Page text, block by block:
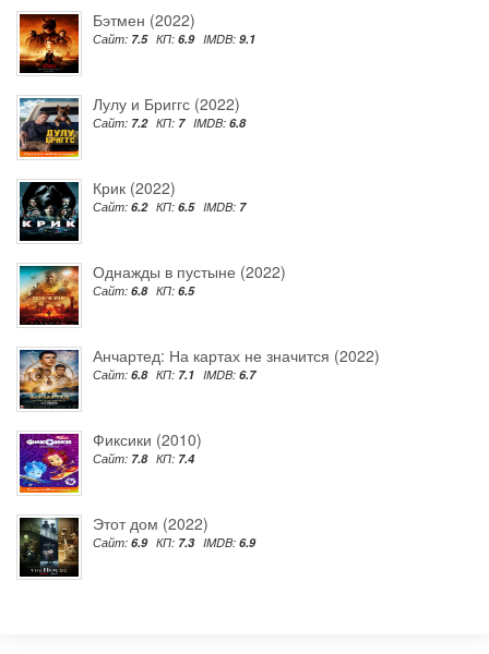
Бэтмен (2022)
Сайт: 7.5 КП: 6.9 IMDB: 9.1
Лулу и Бриггс (2022)
Сайт: 7.2 КП: 7 IMDB: 6.8
Крик (2022)
Сайт: 6.2 КП: 6.5 IMDB: 7
Однажды в пустыне (2022)
Сайт: 6.8 КП: 6.5
Анчартед: На картах не значится (2022)
Сайт: 6.8 КП: 7.1 IMDB: 6.7
Фиксики (2010)
Сайт: 7.8 КП: 7.4
Этот дом (2022)
Сайт: 6.9 КП: 7.3 IMDB: 6.9